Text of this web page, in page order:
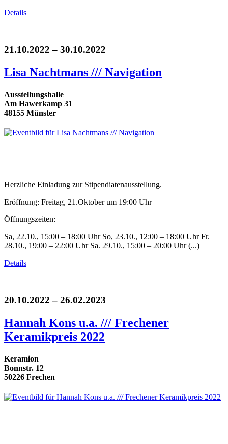
Details
21.10.2022 – 30.10.2022
Lisa Nachtmans /// Navigation
Ausstellungshalle
Am Hawerkamp 31
48155 Münster
Herzliche Einladung zur Stipendiatenausstellung.
Eröffnung: Freitag, 21.Oktober um 19:00 Uhr
Öffnungszeiten:
Sa, 22.10., 15:00 – 18:00 Uhr So, 23.10., 12:00 – 18:00 Uhr Fr.
28.10., 19:00 – 22:00 Uhr Sa. 29.10., 15:00 – 20:00 Uhr (...)
Details
20.10.2022 – 26.02.2023
Hannah Kons u.a. /// Frechener
Keramikpreis 2022
Keramion
Bonnstr. 12
50226 Frechen